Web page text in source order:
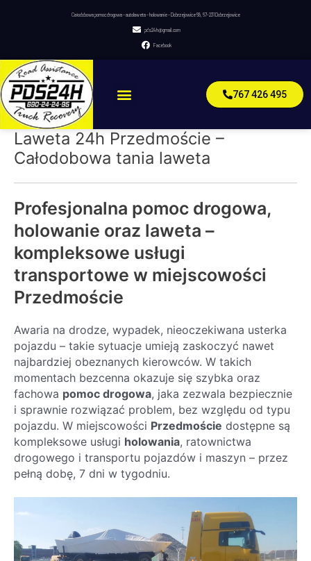
Całodobowa pomoc drogowa – autolaweta – holowanie – Dobrzejowice 68, 67-231 Dobrzejowice
pds24h@gmail.com
Facebook
Menu 767 426 495
Laweta 24h Przedmoście –
Całodobowa tania laweta
Profesjonalna pomoc drogowa,
holowanie oraz laweta –
kompleksowe usługi
transportowe w miejscowości
Przedmoście
Awaria na drodze, wypadek, nieoczekiwana usterka
pojazdu – takie sytuacje umieją zaskoczyć nawet
najbardziej obeznanych kierowców. W takich
momentach bezcenna okazuje się szybka oraz
fachowa pomoc drogowa, jaka zezwala bezpiecznie
i sprawnie rozwiązać problem, bez względu od typu
pojazdu. W miejscowości Przedmoście dostępne są
kompleksowe usługi holowania, ratownictwa
drogowego i transportu pojazdów i maszyn – przez
pełną dobę, 7 dni w tygodniu.